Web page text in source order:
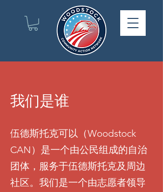
我们是谁
伍德斯托克可以（Woodstock
CAN）是一个由公民组成的自治
团体，服务于伍德斯托克及周边
社区。我们是一个由志愿者领导